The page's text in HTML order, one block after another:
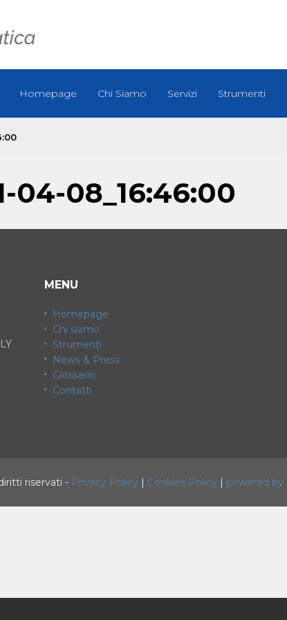
Homepage Chi Siamo Servizi Strumenti
04-08_16:46:00
MENU
Homepage
Chi siamo
Strumenti
News & Press
Glossario
Contatti
riservati - Privacy Policy | Cookies Policy | powered by